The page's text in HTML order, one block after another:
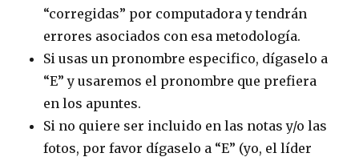
“corregidas” por computadora y tendrán
errores asociados con esa metodología.
Si usas un pronombre especifico, dígaselo a
“E” y usaremos el pronombre que prefiera
en los apuntes.
Si no quiere ser incluido en las notas y/o las
fotos, por favor dígaselo a “E” (yo, el líder